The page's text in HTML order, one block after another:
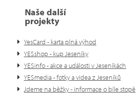
Naše další
projekty
YesCard - karta plná výhod
YESshop - kup Jeseníky
YESinfo - akce a události v Jeseníkách
YESmedia - fotky a videa z Jeseníků
Jdeme na běžky - informace o bíle stopě